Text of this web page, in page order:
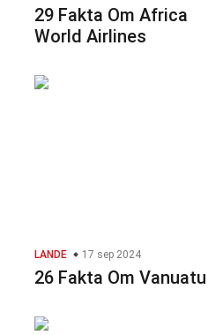
29 Fakta Om Africa
World Airlines
LANDE 17 sep 2024
26 Fakta Om Vanuatu